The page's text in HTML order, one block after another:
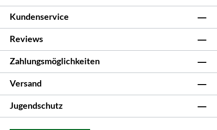
Kundenservice
Reviews
Zahlungsmöglichkeiten
Versand
Jugendschutz